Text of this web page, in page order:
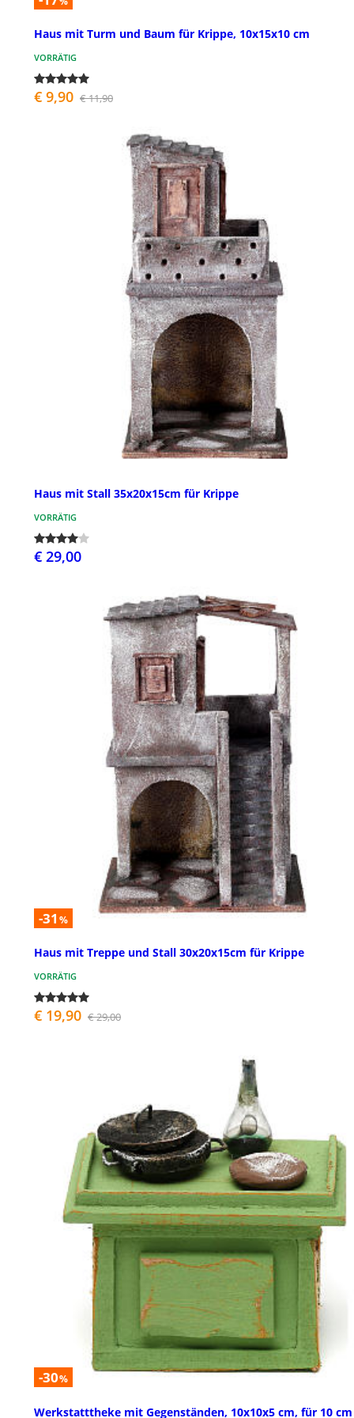
Haus mit Turm und Baum für Krippe, 10x15x10 cm
VORRÄTIG
€ 9,90 € 11,90
Haus mit Stall 35x20x15cm für Krippe
VORRÄTIG
€ 29,00
-31 %
Haus mit Treppe und Stall 30x20x15cm für Krippe
VORRÄTIG
€ 19,90 € 29,00
-30%
Werkstatttheke mit Gegenständen, 10x10x5 cm, für 10 cm